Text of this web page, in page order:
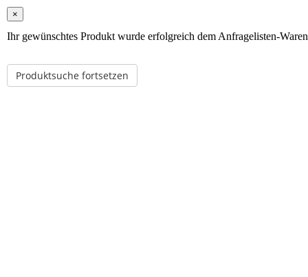
×
Ihr gewünschtes Produkt wurde erfolgreich dem Anfragelisten-